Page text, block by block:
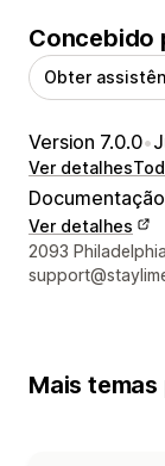
Concebido
Obter
Version 7.0.0•
Ver detalhes
Ver detalhes
Detalhes de
2093
Mais